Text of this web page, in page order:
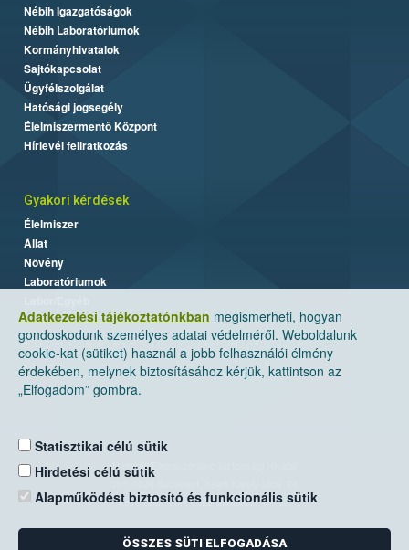
Adatkezelési tájékoztatónkban megismerheti, hogyan
gondoskodunk személyes adatai védelméről. Weboldalunk
cookie-kat (sütiket) használ a jobb felhasználói élmény
érdekében, melynek biztosításához kérjük, kattintson az
„Elfogadom” gombra.
Statisztikai célú sütik
Hirdetési célú sütik
Alapműködést biztosító és funkcionális sütik
ÖSSZES SÜTI ELFOGADÁSA
Nébih Igazgatóságok
Nébih Laboratóriumok
Kormányhivatalok
Sajtókapcsolat
Ügyfélszolgálat
Hatósági jogsegély
Élelmiszermentő Központ
Hírlevél feliratkozás
Gyakori kérdések
Élelmiszer
Állat
Növény
Laboratóriumok
Nemzeti Élelmiszerlánc-biztonsági Hivatal
Levelezési cím: 1525 Budapest. Pf. 30.